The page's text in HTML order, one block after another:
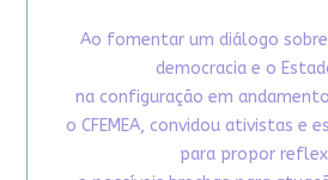
Ao fomentar um diálogo
democracia e o
na configuração em
o CFEMEA, convidou ativistas e
para propor